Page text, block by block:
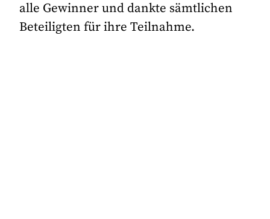
alle Gewinner und dankte sämtlichen
Beteiligten für ihre Teilnahme.